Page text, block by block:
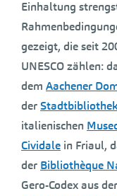
Einhaltung
gezeigt, die seit
UNESCO zählen:
dem Aachener
der
italienischen
Cividale in Friaul,
der Bibliothèque
Gero-Codex aus der